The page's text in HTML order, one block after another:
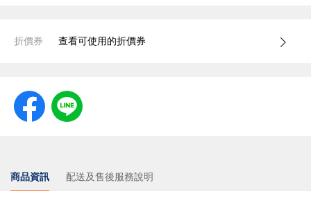
折價券 查看可使用的折價券
商品資訊 配送及售後服務說明